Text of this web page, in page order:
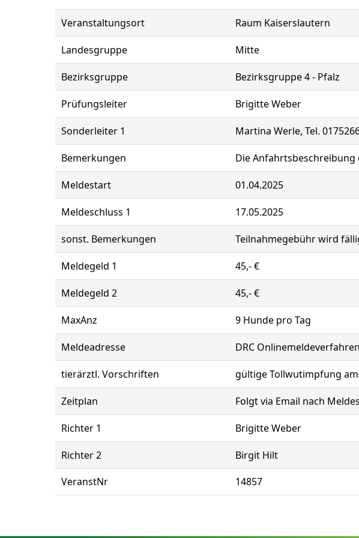
Veranstaltungsort Raum Kaiserslautern
Landesgruppe Mitte
Bezirksgruppe Bezirksgruppe 4 - Pfalz
Prüfungsleiter Brigitte Weber
Sonderleiter 1 Martina Werle, Tel.
Bemerkungen Die Anfahrtsbeschreibung
Meldestart 01.04.2025
Meldeschluss 1 17.05.2025
sonst. Bemerkungen Teilnahmegebühr wird
Meldegeld 1 45,- €
Meldegeld 2 45,- €
MaxAnz 9 Hunde pro Tag
Meldeadresse DRC Onlinemeldeverfahren
tierärztl. Vorschriften gültige Tollwutimpfung
Zeitplan Folgt via Email nach
Richter 1 Brigitte Weber
Richter 2
Birgit Hilt
VeranstNr
14857